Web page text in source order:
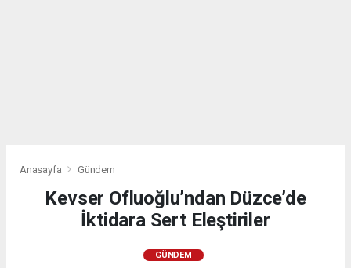
Anasayfa Gündem
Kevser Ofluoğlu’ndan Düzce’de
İktidara Sert Eleştiriler
GÜNDEM